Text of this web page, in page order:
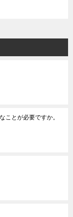
ことが必要ですか。